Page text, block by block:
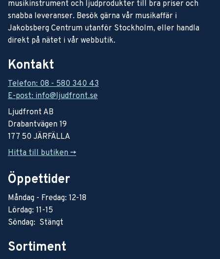
musikinstrument och ljudprodukter till bra priser och
snabba leveranser. Besök gärna vår musikaffär i
Jakobsberg Centrum utanför Stockholm, eller handla
direkt på nätet i vår webbutik.
Kontakt
Telefon: 08 - 580 340 43
E-post: info@ljudfront.se
Ljudfront AB
Drabantvägen 19
177 50 JÄRFÄLLA
Hitta till butiken ->
Öppettider
Måndag - Fredag: 12-18
Lördag: 11-15
Söndag: Stängt
Sortiment